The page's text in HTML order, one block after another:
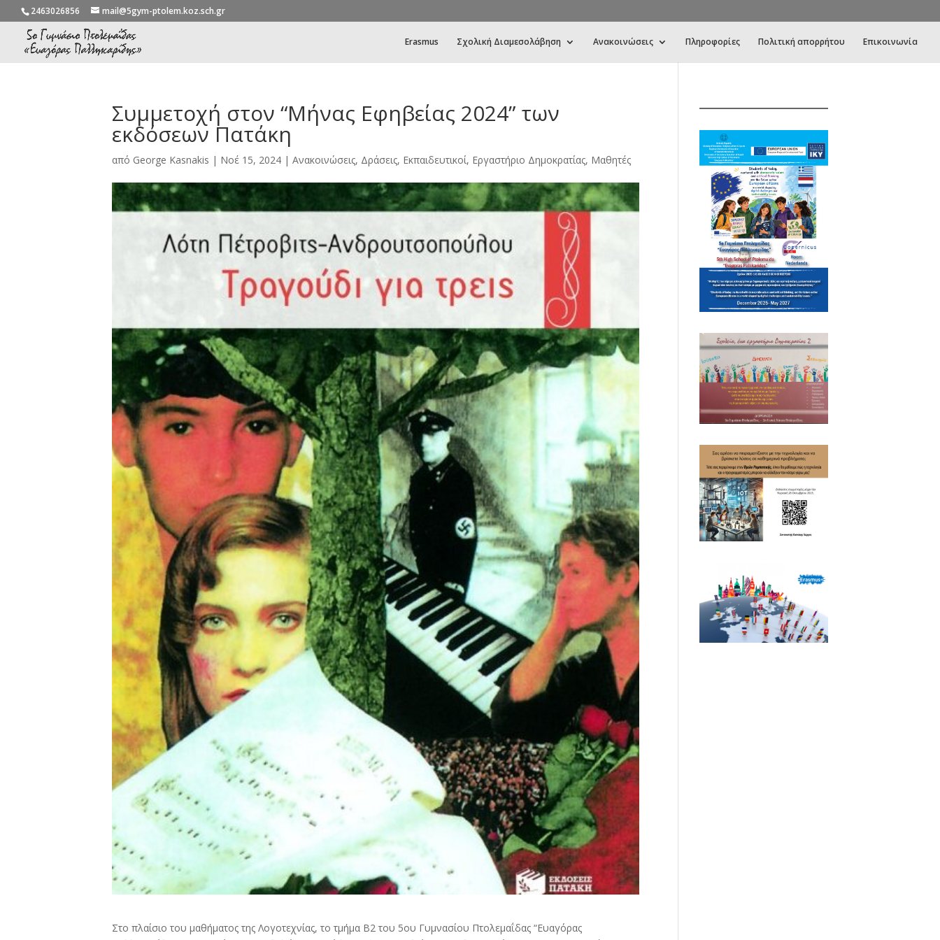
2463026856 mail@5gym-ptolem.koz.sch.gr
Erasmus Σχολική Διαμεσολάβηση Ανακοινώσεις Πληροφορίες Πολιτική απορρήτου Επικοινωνία
Συμμετοχή στον “Μήνας Εφηβείας 2024” των
εκδόσεων Πατάκη
από George Kasnakis | Νοέ 15, 2024 | Ανακοινώσεις, Δράσεις, Εκπαιδευτικοί, Εργαστήριο Δημοκρατίας, Μαθητές
Στο πλαίσιο του μαθήματος της Λογοτεχνίας, το τμήμα Β2 του 5ου Γυμνασίου Πτολεμαΐδας “Ευαγόρας